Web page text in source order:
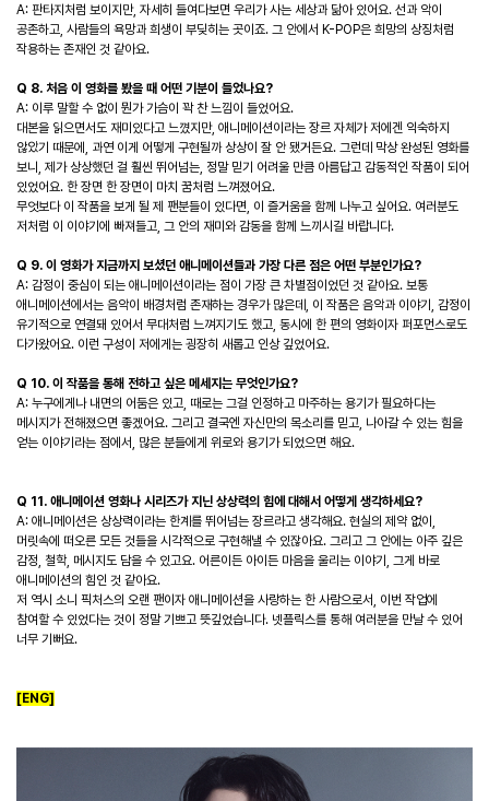
A: 판타지처럼 보이지만, 자세히 들여다보면 우리가 사는 세상과 닮아 있어요. 선과 악이
공존하고, 사람들의 욕망과 희생이 부딪히는 곳이죠. 그 안에서 K-POP은 희망의 상징처럼
작용하는 존재인 것 같아요.
Q 8. 처음 이 영화를 봤을 때 어떤 기분이 들었나요?
A: 이루 말할 수 없이 뭔가 가슴이 꽉 찬 느낌이 들었어요.
대본을 읽으면서도 재미있다고 느꼈지만, 애니메이션이라는 장르 자체가 저에겐 익숙하지
않았기 때문에, 과연 이게 어떻게 구현될까 상상이 잘 안 됐거든요. 그런데 막상 완성된 영화를
보니, 제가 상상했던 걸 훨씬 뛰어넘는, 정말 믿기 어려울 만큼 아름답고 감동적인 작품이 되어
있었어요. 한 장면 한 장면이 마치 꿈처럼 느껴졌어요.
무엇보다 이 작품을 보게 될 제 팬분들이 있다면, 이 즐거움을 함께 나누고 싶어요. 여러분도
저처럼 이 이야기에 빠져들고, 그 안의 재미와 감동을 함께 느끼시길 바랍니다.
Q 9. 이 영화가 지금까지 보셨던 애니메이션들과 가장 다른 점은 어떤 부분인가요?
A: 감정이 중심이 되는 애니메이션이라는 점이 가장 큰 차별점이었던 것 같아요. 보통
애니메이션에서는 음악이 배경처럼 존재하는 경우가 많은데, 이 작품은 음악과 이야기, 감정이
유기적으로 연결돼 있어서 무대처럼 느껴지기도 했고, 동시에 한 편의 영화이자 퍼포먼스로도
다가왔어요. 이런 구성이 저에게는 굉장히 새롭고 인상 깊었어요.
Q 10. 이 작품을 통해 전하고 싶은 메세지는 무엇인가요?
A: 누구에게나 내면의 어둠은 있고, 때로는 그걸 인정하고 마주하는 용기가 필요하다는
메시지가 전해졌으면 좋겠어요. 그리고 결국엔 자신만의 목소리를 믿고, 나아갈 수 있는 힘을
얻는 이야기라는 점에서, 많은 분들에게 위로와 용기가 되었으면 해요.
Q 11. 애니메이션 영화나 시리즈가 지닌 상상력의 힘에 대해서 어떻게 생각하세요?
A: 애니메이션은 상상력이라는 한계를 뛰어넘는 장르라고 생각해요. 현실의 제약 없이,
머릿속에 떠오른 모든 것들을 시각적으로 구현해낼 수 있잖아요. 그리고 그 안에는 아주 깊은
감정, 철학, 메시지도 담을 수 있고요. 어른이든 아이든 마음을 울리는 이야기, 그게 바로
애니메이션의 힘인 것 같아요.
저 역시 소니 픽처스의 오랜 팬이자 애니메이션을 사랑하는 한 사람으로서 이번 작업에
참여할 수 있었다는 것이 정말 기쁘고 뜻깊었습니다. 넷플릭스를 통해 여러분을 만날 수 있어
너무 기뻐요.
[ENG]